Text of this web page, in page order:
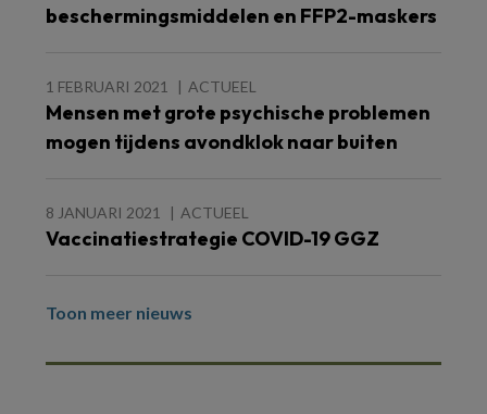
beschermingsmiddelen en FFP2-maskers
1 FEBRUARI 2021 ACTUEEL
Mensen met grote psychische problemen
mogen tijdens avondklok naar buiten
8 JANUARI 2021 ACTUEEL
Vaccinatiestrategie COVID-19 GGZ
Toon meer nieuws